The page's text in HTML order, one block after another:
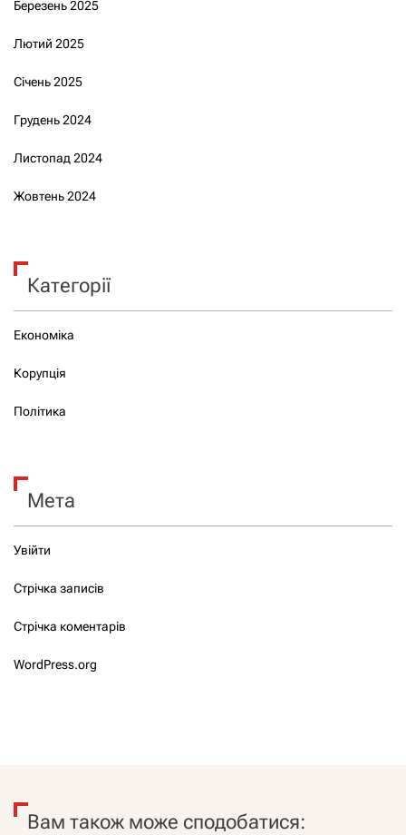
Березень 2025
Лютий 2025
Січень 2025
Грудень 2024
Листопад 2024
Жовтень 2024
Категорії
Економіка
Корупція
Політика
Мета
Увійти
Стрічка записів
Стрічка коментарів
WordPress.org
Вам також може сподобатися: